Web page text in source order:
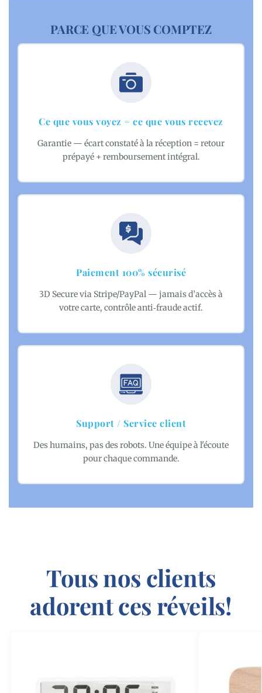
PARCE QUE VOUS COMPTEZ
Ce que vous voyez = ce que vous recevez
Garantie — écart constaté à la réception = retour
prépayé + remboursement intégral.
Paiement 100% sécurisé
3D Secure via Stripe/PayPal — jamais d’accès à
votre carte, contrôle anti‑fraude actif.
Support / Service client
Des humains, pas des robots. Une équipe à l'écoute
pour chaque commande.
Tous nos clients
adorent ces réveils!